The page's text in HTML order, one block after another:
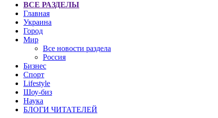
ВСЕ РАЗДЕЛЫ
Главная
Украина
Город
Мир
Все новости раздела
Россия
Бизнес
Спорт
Lifestyle
Шоу-биз
Наука
БЛОГИ ЧИТАТЕЛЕЙ